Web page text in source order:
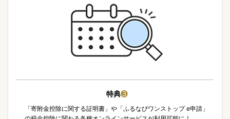
特典❸
「寄附金控除に関する証明書」や「ふるなびワンストップ e申請」